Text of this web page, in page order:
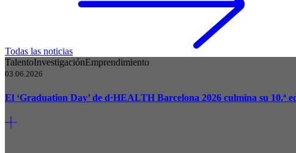
Todas las noticias
TalentoInvestigaciónEmprendimiento
03.06.2026
El ‘Graduation Day’ de d·HEALTH Barcelona 2026 culmina su 10.ª